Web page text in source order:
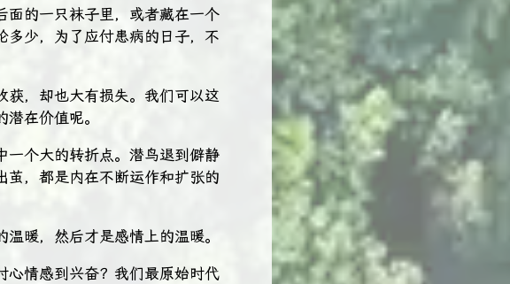
面的一只袜子里，或者藏在一个
多少，为了应付患病的日子，不
获，却也大有损失。我们可以这
在价值呢。
一个大的转折点。潜鸟退到僻静
茧，都是内在不断运作和扩张的
暖，然后才是感情上的温暖。
心情感到兴奋？我们最原始时代